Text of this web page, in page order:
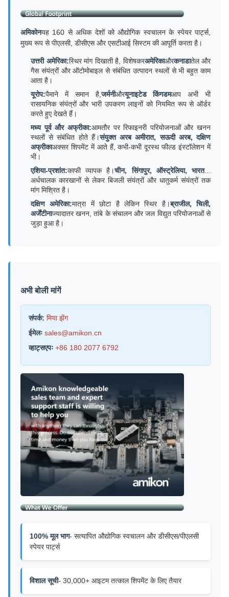
अमिकोनयह 160 से अधिक देशों को औद्योगिक स्वचालन के स्पेयर पार्ट्स,
मुख्य रूप से पीएलसी, डीसीएस और एसटीआई सिस्टम की आपूर्ति करता है।
उत्तरी अमेरिका:स्थिर मांग दिखाती है, विशेषकरअमेरिकाऔरकनाडातेल और
गैस संयंत्रों और ऑटोमोबाइल से संबंधित उत्पादन स्थलों से भी बहुत काम
आता है।
यूरोप:पैमाने में समान है,जर्मनीऔरयूनाइटेड किंगडमआप अभी भी
रासायनिक संयंत्रों और भारी उपकरण लाइनों को नियमित रूप से ऑर्डर
करते हुए देखते हैं।
मध्य पूर्व और अफ्रीका:आमतौर पर रिफाइनरी परियोजनाओं और खनन
स्थलों से संबंधित होते हैं।संयुक्त अरब अमीरात, सऊदी अरब, दक्षिण
अफ्रीकाअक्सर शिपमेंट में आते हैं, कभी-कभी दूरस्थ फील्ड इंस्टॉलेशन में
भी।
एशिया-प्रशांत:काफी व्यापक है।चीन, सिंगापुर, ऑस्ट्रेलिया, भारत...
अर्धचालक कारखानों से लेकर बिजली संयंत्रों और धातुकर्म संयंत्रों तक
मांग मिश्रित है।
दक्षिण अमेरिका:मात्रा में छोटा है लेकिन स्थिर है।ब्राजील, चिली,
अर्जेंटीनाज्यादातर खनन, तांबे के संचालन और जल विद्युत परियोजनाओं से
जुड़ा हुआ है।
अभी बोली मांगें
संपर्क: मिया झेंग
ईमेलः sales@amikon.cn
व्हाट्सएपः +86 180 2077 6792
100% मूल भाग- सत्यापित औद्योगिक स्वचालन और डीसीएस/पीएलसी
स्पेयर पार्ट्स
विशाल सूची- 30,000+ आइटम तत्काल शिपमेंट के लिए तैयार